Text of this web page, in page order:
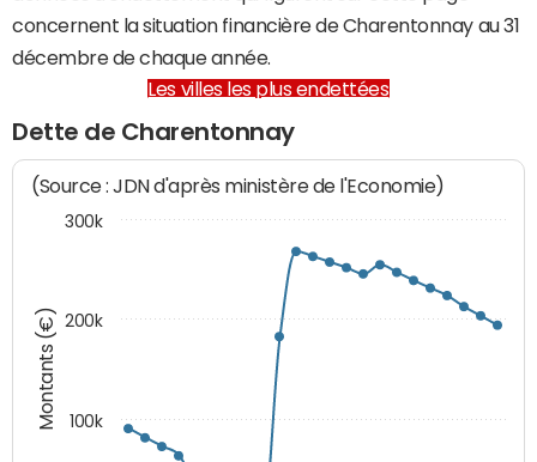
concernent la situation financière de Charentonnay au 31
décembre de chaque année.
Les villes les plus endettées
Dette de Charentonnay
Montants (€)
(Source : JDN d'après ministère de l'Economie)
100k
200k
300k